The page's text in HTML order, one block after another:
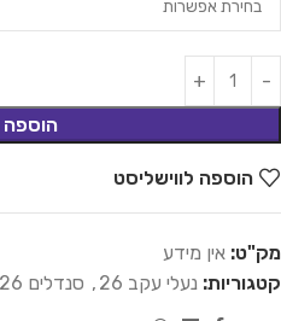
הוספה לווישליסט
מק"ט: אין מידע
קטגוריות: נעלי עקב 26 , סנדלים 26